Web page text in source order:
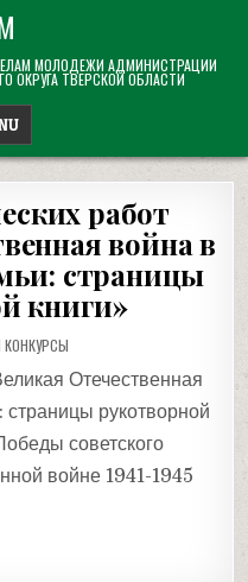
МОЛОДЕЖИ АДМИНИСТРАЦИИ
ОКРУГА ТВЕРСКОЙ ОБЛАСТИ
работ
война в
страницы
книги»
Отечественная
рукотворной
советского
войне 1941-1945